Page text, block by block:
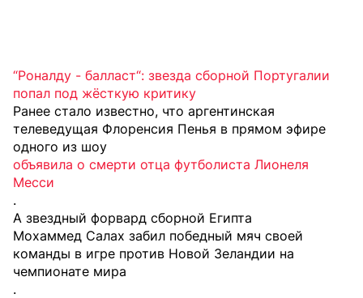
“Роналду - балласт“: звезда сборной Португалии
попал под жёсткую критику
Ранее стало известно, что аргентинская
телеведущая Флоренсия Пенья в прямом эфире
одного из шоу
объявила о смерти отца футболиста Лионеля
Месси
.
А звездный форвард сборной Египта
Мохаммед Салах забил победный мяч своей
команды в игре против Новой Зеландии на
чемпионате мира
.